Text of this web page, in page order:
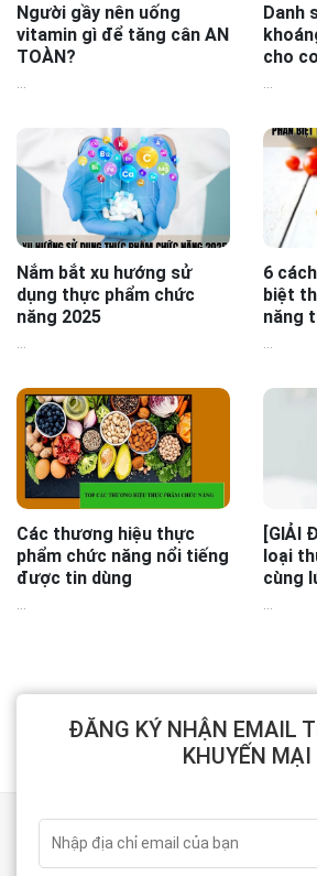
Người gầy nên uống
vitamin gì để tăng cân AN
TOÀN?
Danh
cho
Nắm bắt xu hướng sử
dụng thực phẩm chức
năng 2025
...
6
biệt
năng
...
Các thương hiệu thực
phẩm chức năng nổi tiếng
được tin dùng
[GIẢI
loại
cùng
ĐĂNG KÝ NHẬN EMAIL
KHUYẾN MẠI